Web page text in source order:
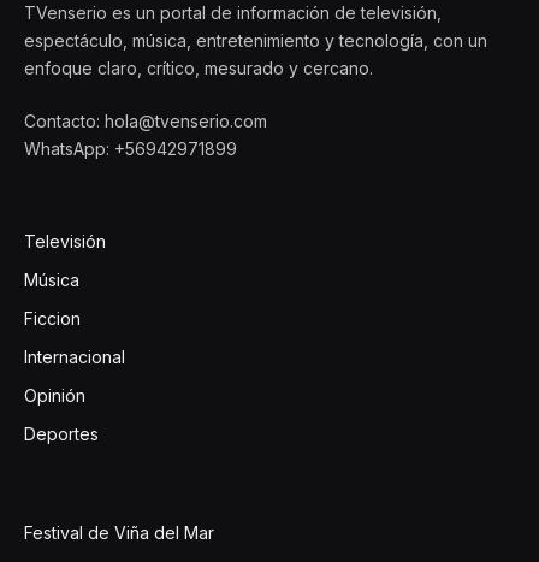
TVenserio es un portal de información de televisión,
espectáculo, música, entretenimiento y tecnología, con un
enfoque claro, crítico, mesurado y cercano.
Contacto: hola@tvenserio.com
WhatsApp: +56942971899
Televisión
Música
Ficcion
Internacional
Opinión
Deportes
Festival de Viña del Mar